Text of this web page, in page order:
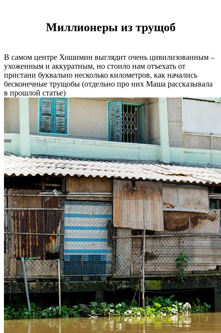
Миллионеры из трущоб
В самом центре Хошимин выглядит очень цивилизованным –
ухоженным и аккуратным, но стоило нам отъехать от
пристани буквально несколько километров, как начались
бесконечные трущобы (отдельно про них Маша рассказывала
в прошлой статье)